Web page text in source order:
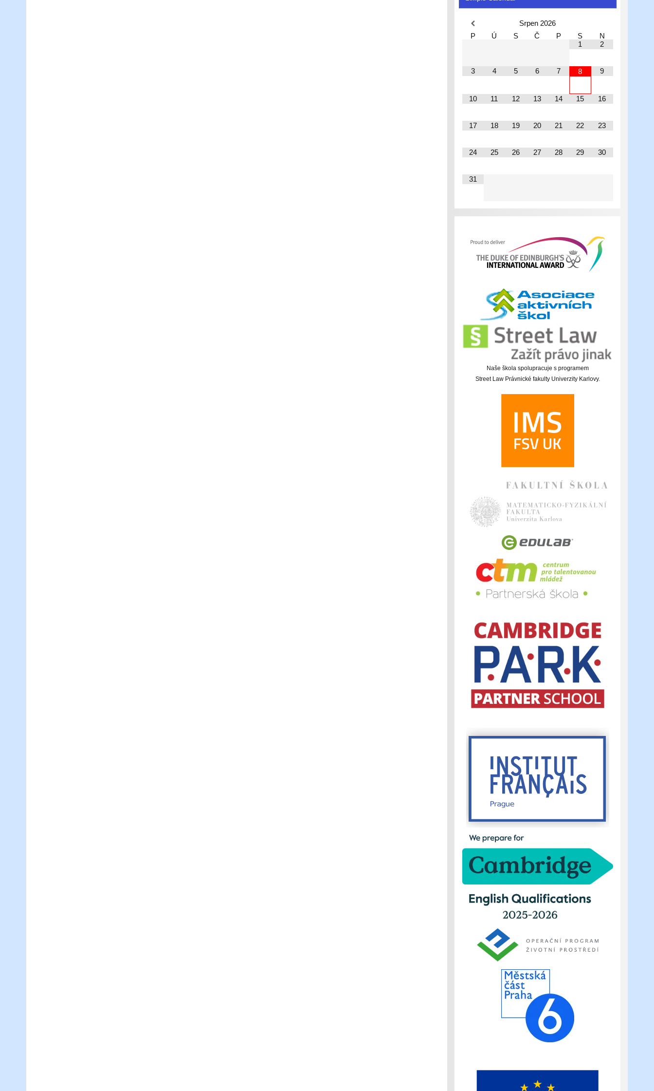
Srpen 2026
P
Ú S Č P S
N
1
2
3 4 5 6 7 8 9
10 11 12 13 14 15 16
17 18 19 20 21 22 23
24 25 26 27 28 29 30
31
Naše škola spolupracuje s programem
Street Law Právnické fakulty Univerzity Karlovy.